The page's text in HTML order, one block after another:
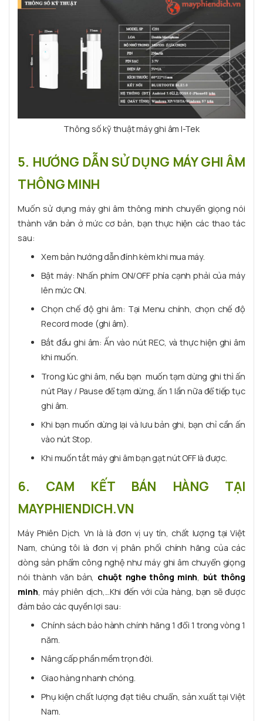
Thông số kỹ thuật máy ghi âm I-Tek
5. HƯỚNG DẪN SỬ DỤNG MÁY GHI ÂM
THÔNG MINH
Muốn sử dụng máy ghi âm thông minh chuyển giọng nói
thành văn bản ở mức cơ bản, bạn thực hiện các thao tác
sau:
Xem bản hướng dẫn đính kèm khi mua máy.
Bật máy: Nhấn phím ON/OFF phía cạnh phải của máy
lên mức ON.
Chọn chế độ ghi âm: Tại Menu chính, chọn chế độ
Record mode (ghi âm).
Bắt đầu ghi âm: Ấn vào nút REC, và thực hiện ghi âm
khi muốn.
Trong lúc ghi âm, nếu bạn muốn tạm dừng ghi thì ấn
nút Play / Pause để tạm dừng, ấn 1 lần nữa để tiếp tục
ghi âm.
Khi bạn muốn dừng lại và lưu bản ghi, bạn chỉ cần ấn
vào nút Stop.
Khi muốn tắt máy ghi âm bạn gạt nút OFF là được.
6. CAM KẾT BÁN HÀNG TẠI
MAYPHIENDICH.VN
Máy Phiên Dịch. Vn là là đơn vị uy tín, chất lượng tại Việt
Nam, chúng tôi là đơn vị phân phối chính hãng của các
dòng sản phẩm công nghệ như máy ghi âm chuyển giọng
nói thành văn bản, chuột nghe thông minh, bút thông
minh, máy phiên dịch,...Khi đến với cửa hàng, bạn sẽ được
đảm bảo các quyền lợi sau:
Chính sách bảo hành chính hãng 1 đổi 1 trong vòng 1
năm.
Nâng cấp phần mềm trọn đời.
Giao hàng nhanh chóng.
Phụ kiện chất lượng đạt tiêu chuẩn, sản xuất tại Việt
Nam.